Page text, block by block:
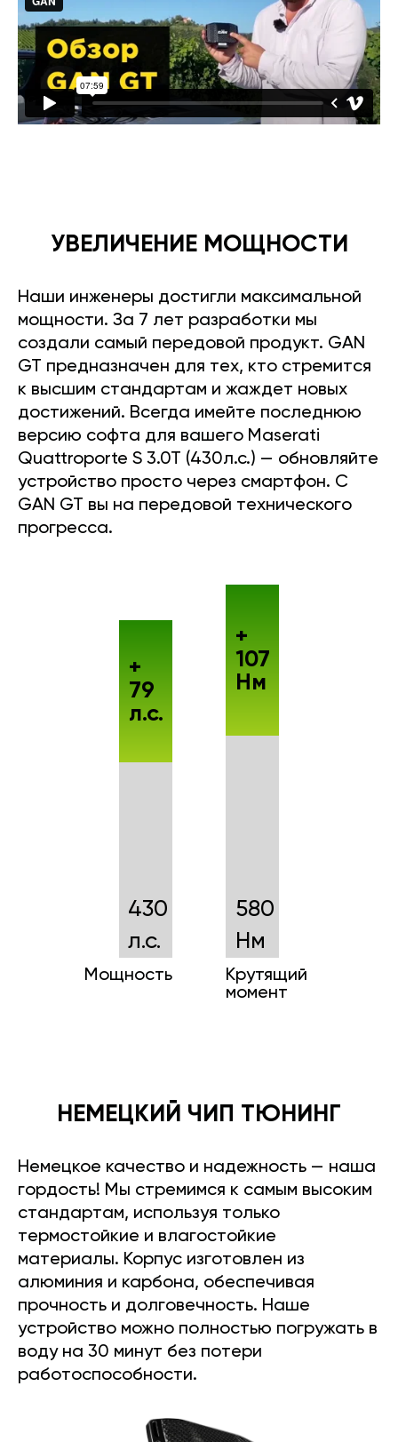
УВЕЛИЧЕНИЕ МОЩНОСТИ
Наши инженеры достигли максимальной
мощности. За 7 лет разработки мы
создали самый передовой продукт. GAN
GT предназначен для тех, кто стремится
к высшим стандартам и жаждет новых
достижений. Всегда имейте последнюю
версию софта для вашего Maserati
Quattroporte S 3.0T (430л.с.) — обновляйте
устройство просто через смартфон. С
GAN GT вы на передовой технического
прогресса.
430
л.с.
Мощность
+
79
л.с.
580
Нм
Крутящий
момент
+
107
Нм
НЕМЕЦКИЙ ЧИП ТЮНИНГ
Немецкое качество и надежность — наша
гордость! Мы стремимся к самым высоким
стандартам, используя только
термостойкие и влагостойкие
материалы. Корпус изготовлен из
алюминия и карбона, обеспечивая
прочность и долговечность. Наше
устройство можно полностью погружать в
воду на 30 минут без потери
работоспособности.